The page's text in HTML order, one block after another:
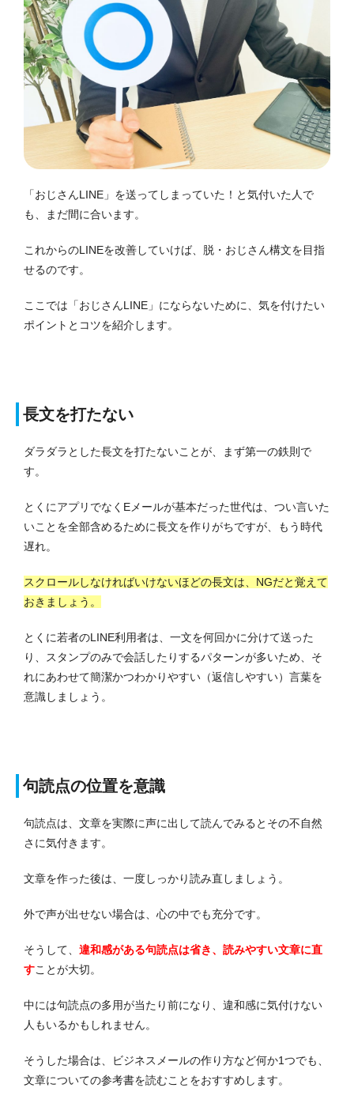
「おじさんLINE」を送ってしまっていた！と気付いた人で
も、まだ間に合います。
これからのLINEを改善していけば、脱・おじさん構文を目指
せるのです。
ここでは「おじさんLINE」にならないために、気を付けたい
ポイントとコツを紹介します。
長文を打たない
ダラダラとした長文を打たないことが、まず第一の鉄則で
す。
とくにアプリでなくEメールが基本だった世代は、つい言いた
いことを全部含めるために長文を作りがちですが、もう時代
遅れ。
スクロールしなければいけないほどの長文は、NGだと覚えて
おきましょう。
とくに若者のLINE利用者は、一文を何回かに分けて送った
り、スタンプのみで会話したりするパターンが多いため、そ
れにあわせて簡潔かつわかりやすい（返信しやすい）言葉を
意識しましょう。
句読点の位置を意識
句読点は、文章を実際に声に出して読んでみるとその不自然
さに気付きます。
文章を作った後は、一度しっかり読み直しましょう。
外で声が出せない場合は、心の中でも充分です。
そうして、 違和感がある句読点は省き、読みやすい文章に直
すことが大切。
中には句読点の多用が当たり前になり、違和感に気付けない
人もいるかもしれません。
そうした場合は、ビジネスメールの作り方など何か1つでも、
文章についての参考書を読むことをおすすめします。